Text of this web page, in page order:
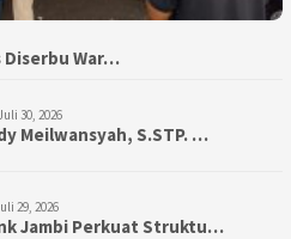
Diserbu War…
30, 2026
Meilwansyah, S.STP. …
29, 2026
Jambi Perkuat Struktu…